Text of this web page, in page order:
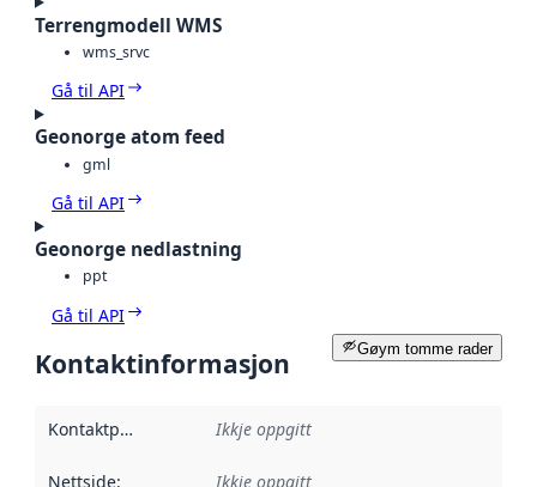
Terrengmodell WMS
wms_srvc
Gå til API
Geonorge atom feed
gml
Gå til API
Geonorge nedlastning
ppt
Gå til API
Gøym tomme rader
Kontaktinformasjon
Kontaktpunkt Ikkje oppgitt
Nettside: Ikkje oppgitt